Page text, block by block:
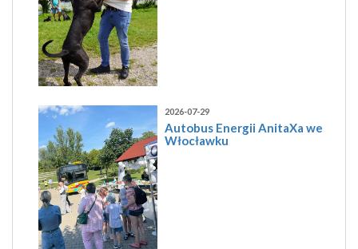
2026-07-29
Autobus Energii AnitaXa we
Włocławku